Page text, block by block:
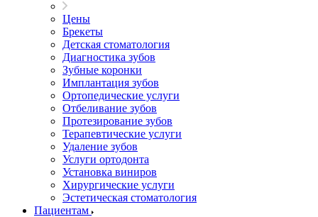
Цены
Брекеты
Детская стоматология
Диагностика зубов
Зубные коронки
Имплантация зубов
Ортопедические услуги
Отбеливание зубов
Протезирование зубов
Терапевтические услуги
Удаление зубов
Услуги ортодонта
Установка виниров
Хирургические услуги
Эстетическая стоматология
Пациентам